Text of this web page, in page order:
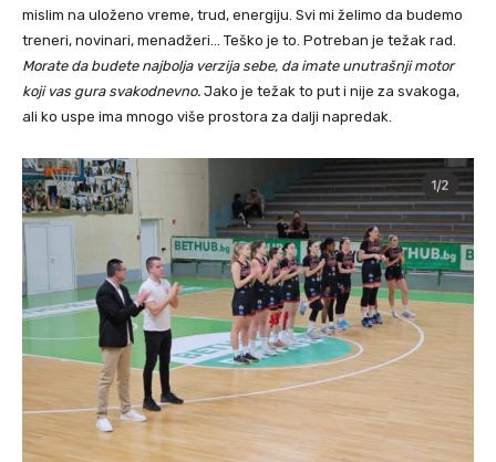
mislim na uloženo vreme, trud, energiju. Svi mi želimo da budemo
treneri, novinari, menadžeri… Teško je to. Potreban je težak rad.
Morate da budete najbolja verzija sebe, da imate unutrašnji motor
koji vas gura svakodnevno. Jako je težak to put i nije za svakoga,
ali ko uspe ima mnogo više prostora za dalji napredak.